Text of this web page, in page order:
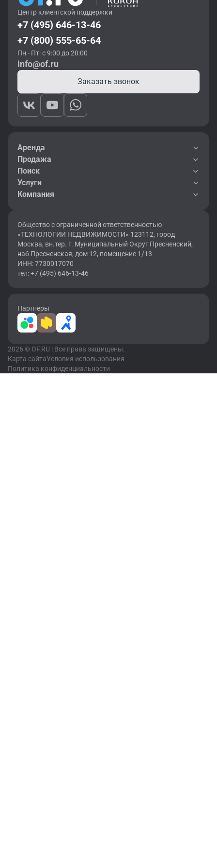
Центр клиентской поддержки
+7 (495) 646-13-46
+7 (800) 555-65-64
Пн - Пт: с 9:00 до 20:00
info@of.ru
Заказать звонок
Аренда
Продажа
Поиск
Услуги
Компания
Общество с ограниченной ответственностью
«ТЕХНОЛОГИИ НЕДВИЖИМОСТИ» 123112, город
Москва, вн.тер. г. Муниципальный Округ Пресненский,
наб Пресненская, дом 12, помещение 1/13
ИНН: 7730017070
тел: +7 (495) 646-13-46
Партнеры
2026 © OF.RU | Все права защищены.
Карта сайтаУсловия использования
Политика конфиденциальности